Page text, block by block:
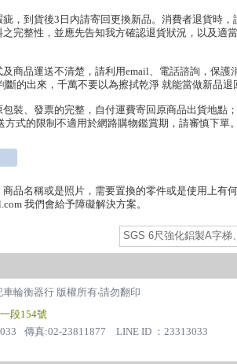
，到貨後3日內請寄回更換新品。消費者退貨時
完整性，並應先告知我方確認退貨狀況，以及適
商品運送不清楚，請利用email、電話諮詢，保護
斷的出來，千萬不要以為擦拭乾淨 就能當做新品退
裝、發票的完整，自付運費寄回原商品出貨地點；
方式的限制不適用於網路購物鑑賞期，請審慎下單
品名稱或是照片，需要置換的零件或是使用上有
SGS 6尺強化鋁製A字梯
輪衡器行 版權所有‧請勿翻印
段154號
傳真:02-23811877 LINE ID ：23313033